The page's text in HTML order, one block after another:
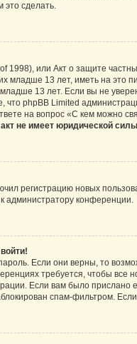
это сделать.
1998), или Акт о защите
13 лет, иметь на это
13 лет. Если вы не
что phpBB Limited
на вопрос «С кем можно
не имеет юридической
регистрацию новых
администратору конференции.
Если они верны, то
требуется, чтобы все
Если вам было
спам-фильтром.